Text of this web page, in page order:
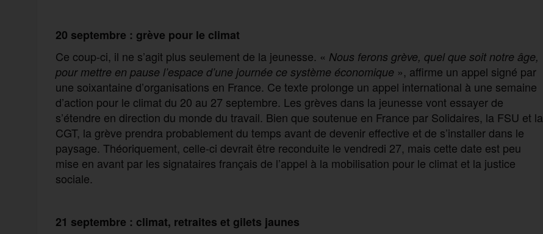
20 septembre : grève pour le climat
Ce coup-ci, il ne s’agit plus seulement de la jeunesse. « Nous ferons grève, quel que soit notre âge,
pour mettre en pause l’espace d’une journée ce système économique», affirme un appel signé par
une soixantaine d’organisations en France. Ce texte prolonge un appel international à une semaine
d’action pour le climat du 20 au 27 septembre. Les grèves dans la jeunesse vont essayer de
s’étendre en direction du monde du travail. Bien que soutenue en France par Solidaires, la FSU et la
CGT, la grève prendra probablement du temps avant de devenir effective et de s’installer dans le
paysage. Théoriquement, celle-ci devrait être reconduite le vendredi 27, mais cette date est peu
mise en avant par les signataires français de l’appel à la mobilisation pour le climat et la justice
sociale.
21 septembre : climat, retraites et gilets jaunes